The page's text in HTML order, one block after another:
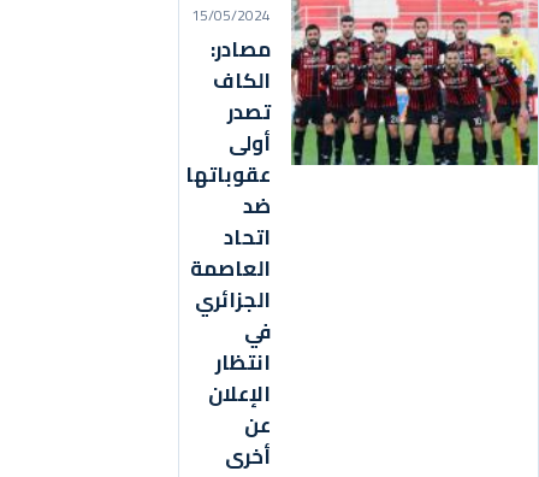
15/05/2024
مصادر:
الكاف
تصدر
أولى
عقوباتها
ضد
اتحاد
العاصمة
الجزائري
في
انتظار
الإعلان
عن
أخرى